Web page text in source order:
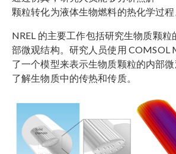
颗粒转化为液体生物燃料的热化学过程
NREL 的主要工作包括研究生物质颗粒
部微观结构。研究人员使用 COMSOL
了一个模型来表示生物质颗粒的内部
了解生物质中的传热和传质。